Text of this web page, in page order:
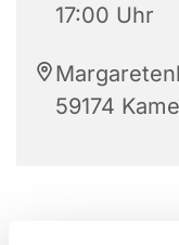
17:00 Uhr
59174